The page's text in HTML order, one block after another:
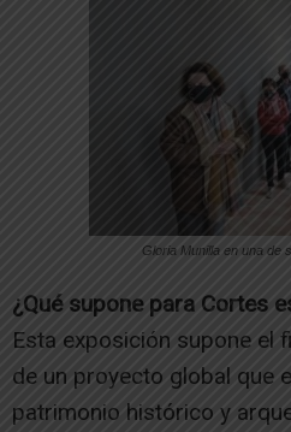
Gloria Munilla en una de
¿Qué supone para Cortes
Esta exposición supone el
de un proyecto global que
patrimonio histórico y